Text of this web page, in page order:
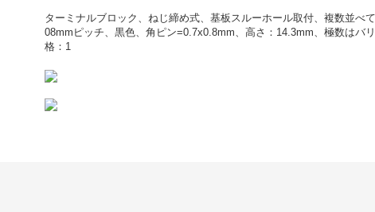
ターミナルブロック、ねじ締め式、基板スルーホール取付、複数並べ
08mmピッチ、黒色、角ピン=0.7x0.8mm、高さ：14.3mm、極数はバ
格：1